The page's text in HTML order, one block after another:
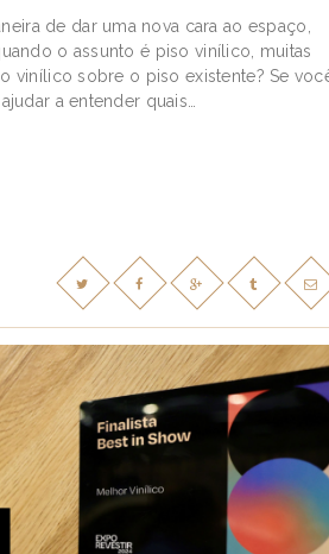
de dar uma nova cara ao espaço,
o assunto é piso vinílico, muitas
vinílico sobre o piso existente? Se
a entender quais…